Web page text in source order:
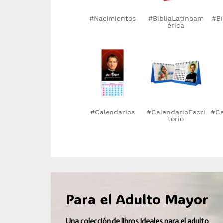
#Nacimientos
#BibliaLatinoam
érica
#Calendarios
#CalendarioEscri
torio
Para el Adulto Mayor
Una colección de libros ideales para el adulto